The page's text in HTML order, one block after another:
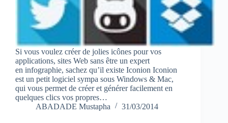
Si vous voulez créer de jolies icônes pour vos
applications, sites Web sans être un expert
en infographie, sachez qu’il existe Iconion Iconion
est un petit logiciel sympa sous Windows & Mac,
qui vous permet de créer et générer facilement en
quelques clics vos propres…
ABADADE Mustapha
31/03/2014